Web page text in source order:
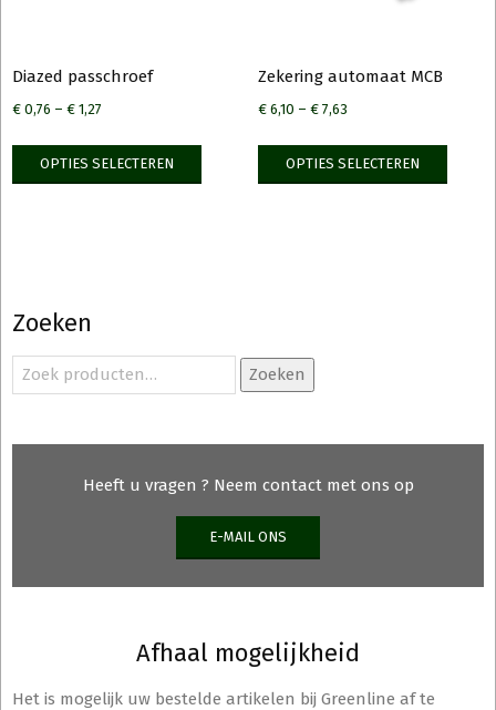
Diazed passchroef
€ 0,76 – € 1,27
OPTIES SELECTEREN
Dit
gekozen
worden
de
productpagina
Zekering automaat MCB
€6,10 – €7,63
OPTIES SELECTEREN
Dit
de
Zoeken
Zoeken
naar:
Zoeken
Heeft u vragen ? Neem contact met ons op
E-MAIL ONS
Afhaal mogelijkheid
Het is mogelijk uw bestelde artikelen bij Greenline af te